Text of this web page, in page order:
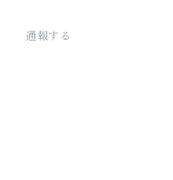
通報する